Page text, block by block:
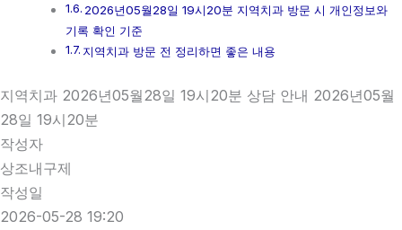
2026년05월28일 19시20분 지역치과 방문 시 개인정보와
기록 확인 기준
지역치과 방문 전 정리하면 좋은 내용
지역치과 2026년05월28일 19시20분 상담 안내 2026년05월
28일 19시20분
작성자
상조내구제
작성일
2026-05-28 19:20